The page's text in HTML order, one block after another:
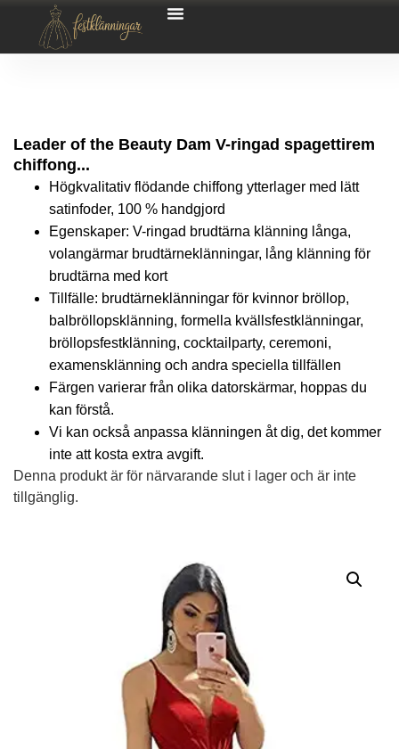
Leader of the Beauty Dam V-ringad spagettirem
chiffong...
Högkvalitativ flödande chiffong ytterlager med lätt
satinfoder, 100 % handgjord
Egenskaper: V-ringad brudtärna klänning långa,
volangärmar brudtärneklänningar, lång klänning för
brudtärna med kort
Tillfälle: brudtärneklänningar för kvinnor bröllop,
balbröllopsklänning, formella kvällsfestklänningar,
bröllopsfestklänning, cocktailparty, ceremoni,
examensklänning och andra speciella tillfällen
Färgen varierar från olika datorskärmar, hoppas du
kan förstå.
Vi kan också anpassa klänningen åt dig, det kommer
inte att kosta extra avgift.
Denna produkt är för närvarande slut i lager och är inte
tillgänglig.